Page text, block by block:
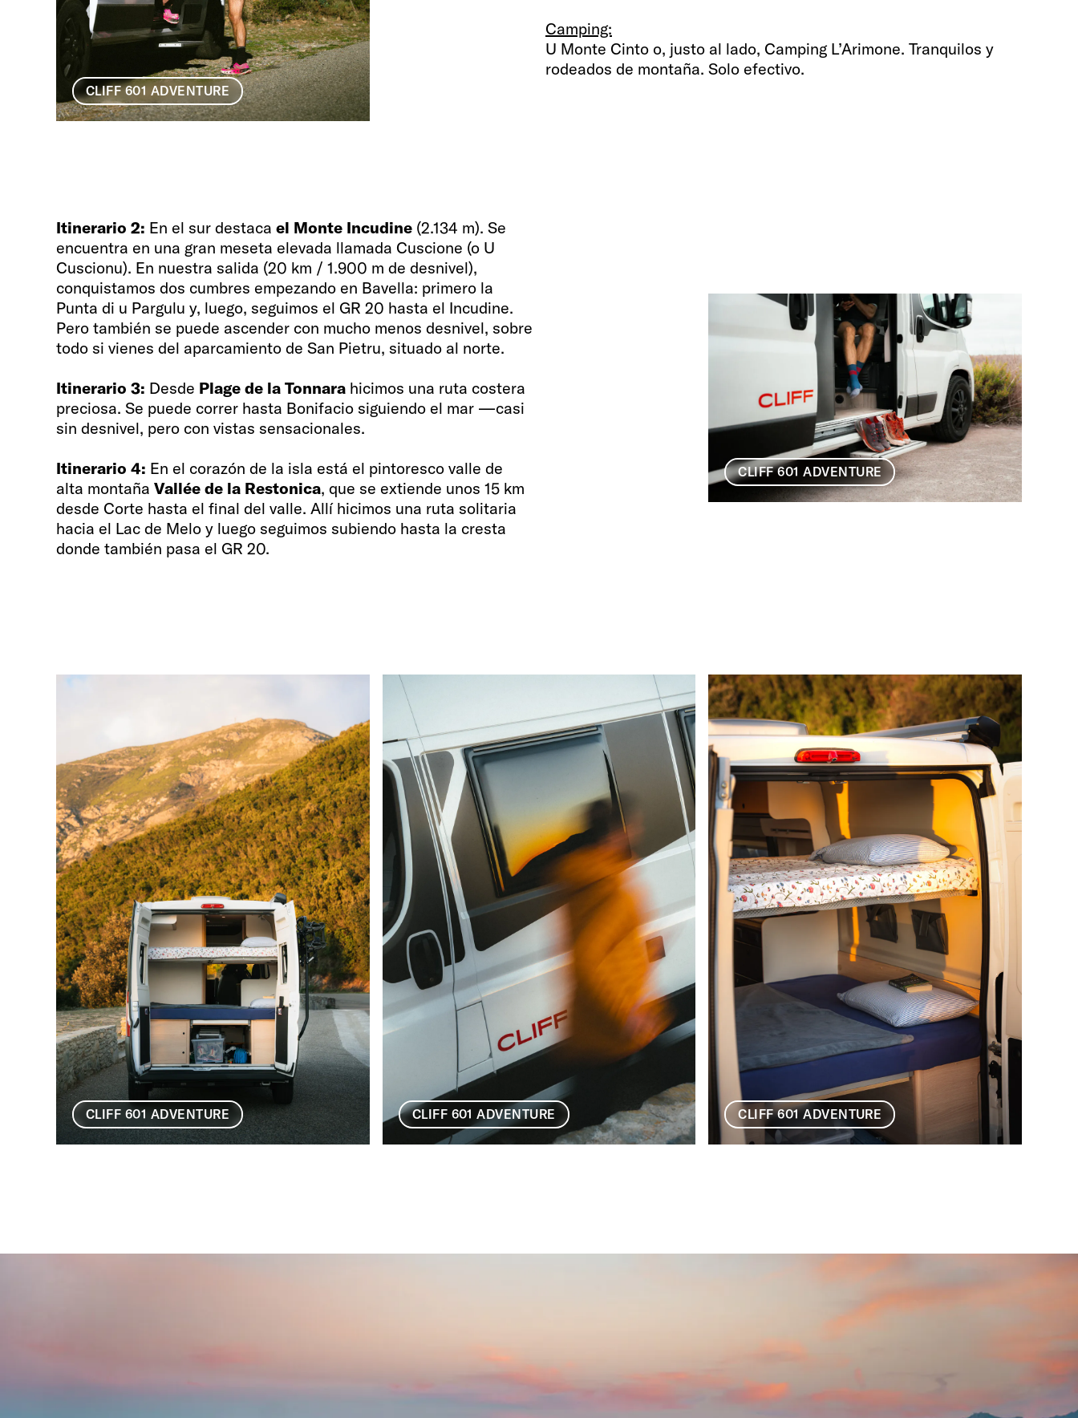
CLIFF 601 ADVENTURE
Camping:
U Monte Cinto o, justo al lado, Camping L’Arimone. Tranquilos y
rodeados de montaña. Solo efectivo.
CLIFF 601 ADVENTURE
Itinerario 2: En el sur destacael Monte Incudine (2.134 m). Se
encuentra en una gran meseta elevada llamada Cuscione (o U
Cuscionu). En nuestra salida (20 km / 1.900 m de desnivel),
conquistamos dos cumbres empezando en Bavella: primero la
Punta di u Pargulu y, luego, seguimos el GR 20 hasta el Incudine.
Pero también se puede ascender con mucho menos desnivel, sobre
todo si vienes del aparcamiento de San Pietru, situado al norte.
Itinerario 3: Desde Plage de la Tonnara hicimos una ruta costera
preciosa. Se puede correr hasta Bonifacio siguiendo el mar —casi
sin desnivel, pero con vistas sensacionales.
Itinerario 4: En el corazón de la isla está el pintoresco valle de
alta montañaVallée de la Restonica, que se extiende unos 15 km
desde Corte hasta el final del valle. Allí hicimos una ruta solitaria
hacia el Lac de Melo y luego seguimos subiendo hasta la cresta
donde también pasa el GR 20.
CLIFF 601 ADVENTURE CLIFF 601 ADVENTURE CLIFF 601 ADVENTURE